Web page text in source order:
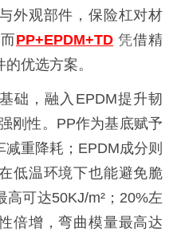
外观部件，保险杠对材
PP+EPDM+TD 凭借精
优选方案。
础，融入EPDM提升韧
刚性。PP作为基底赋予
重降耗；EPDM成分则
低温环境下也能避免脆
可达50KJ/m²；20%左
倍增，弯曲模量最高达